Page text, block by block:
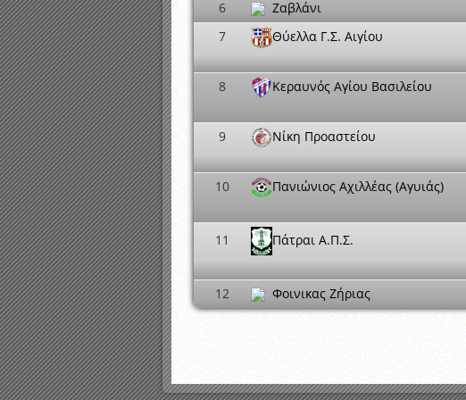
6 Ζαβλάνι
7
Θύελλα Γ.Σ. Αιγίου
8 Κεραυνός Αγίου Βασιλείου
9 Νίκη Προαστείου
10 Πανιώνιος Αχιλλέας (Αγυιάς)
11 Πάτραι Α.Π.Σ.
12 Φοινικας Ζήριας